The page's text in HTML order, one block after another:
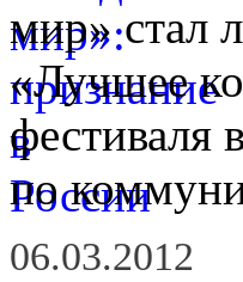
мир» стал
«Лучшее
фестиваля
по
06.03.2012